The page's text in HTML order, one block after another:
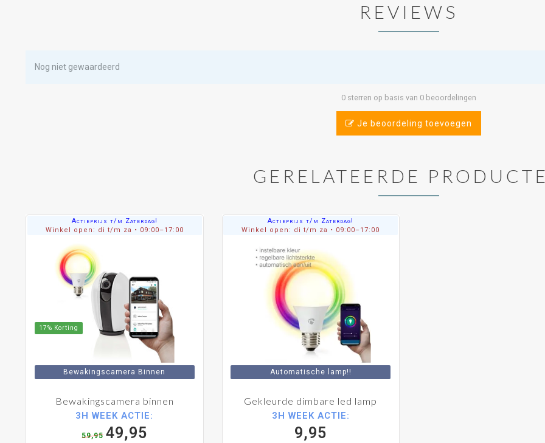
REVIEWS
Nog niet gewaardeerd
0 sterren op basis van 0 beoordelingen
Je beoordeling toevoegen
GERELATEERDE
Bewakingscamera Binnen
17% Korting
Actieprijs t/m Zaterdag!
Winkel open: di t/m za • 09:00–17:00
Bewakingscamera binnen
3H WEEK ACTIE:
59,95 49,95
Automatische lamp!!
Actieprijs t/m Zaterdag!
Winkel open: di t/m za • 09:00–17:00
Gekleurde dimbare led lamp
3H WEEK ACTIE:
9,95